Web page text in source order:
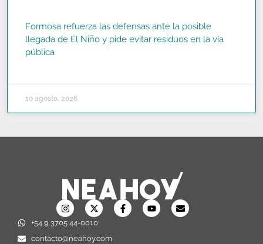
Formosa refuerza las defensas ante la posible
llegada de El Niño y pide evitar residuos en la vía
pública
10 agosto, 2026
+54 9 3705 44-0010
contacto@neahoy.com